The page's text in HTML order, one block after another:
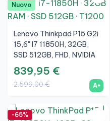
Nuovo
Lenovo Thinkpad P15 G2i
15,6" I7 11850H, 32GB,
SSD 512GB, FHD, NVIDIA
RTX A2000 4GB, A+
839,95 €
2.599,00 € A+
-65%